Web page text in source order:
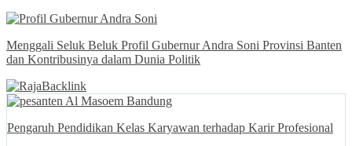
Menggali Seluk Beluk Profil Gubernur Andra Soni Provinsi Banten
dan Kontribusinya dalam Dunia Politik
Pengaruh Pendidikan Kelas Karyawan terhadap Karir Profesional